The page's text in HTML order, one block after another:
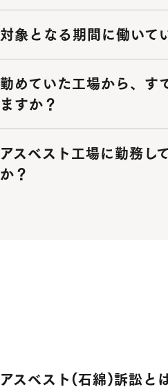
対象となる期間に働いて
勤めていた工場から、す
ますか？
アスベスト工場に勤務し
か？
アスベスト(石綿)訴訟と